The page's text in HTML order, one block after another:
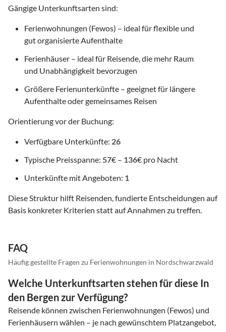
Gängige Unterkunftsarten sind:
Ferienwohnungen (Fewos) – ideal für flexible und
gut organisierte Aufenthalte
Ferienhäuser – ideal für Reisende, die mehr Raum
und Unabhängigkeit bevorzugen
Größere Ferienunterkünfte – geeignet für längere
Aufenthalte oder gemeinsames Reisen
Orientierung vor der Buchung:
Verfügbare Unterkünfte: 26
Typische Preisspanne: 57€ – 136€ pro Nacht
Unterkünfte mit Angeboten: 1
Diese Struktur hilft Reisenden, fundierte Entscheidungen auf
Basis konkreter Kriterien statt auf Annahmen zu treffen.
FAQ
Häufig gestellte Fragen zu Ferienwohnungen in Nordschwarzwald
Welche Unterkunftsarten stehen für diese In
den Bergen zur Verfügung?
Reisende können zwischen Ferienwohnungen (Fewos) und
Ferienhäusern wählen – je nach gewünschtem Platzangebot,